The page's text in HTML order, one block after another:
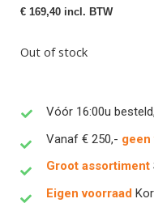
€ 169,40 incl. BTW
Out of stock
Vóór 16:00u
Vanaf € 250,-
Groot assortiment
Eigen voorraad